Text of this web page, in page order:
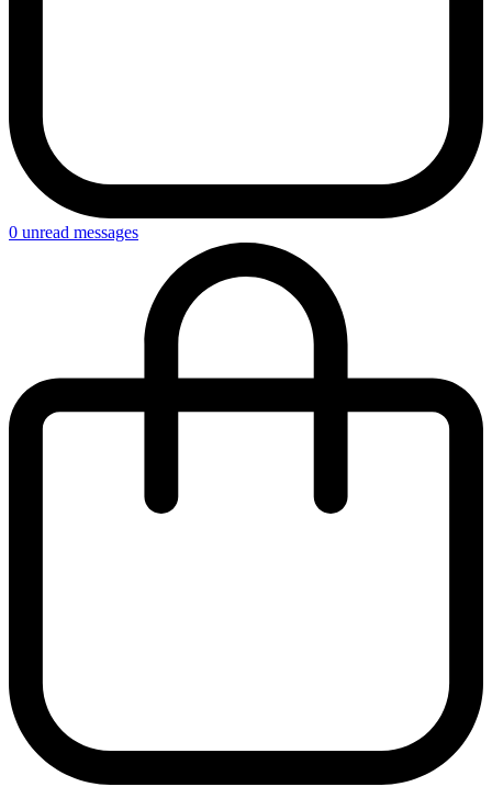
0 unread messages